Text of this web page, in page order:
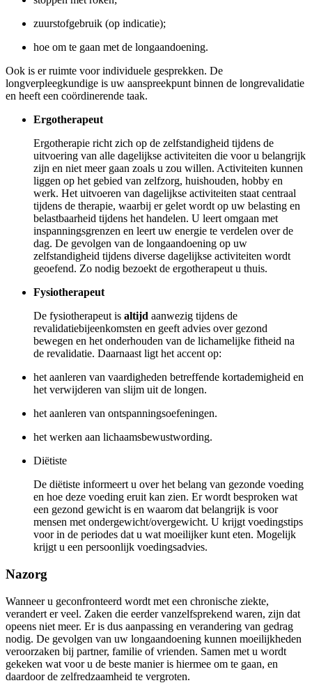
zuurstofgebruik (op indicatie);
hoe om te gaan met de longaandoening.
Ook is er ruimte voor individuele gesprekken. De
longverpleegkundige is uw aanspreekpunt binnen de longrevalidatie
en heeft een coördinerende taak.
Ergotherapeut
Ergotherapie richt zich op de zelfstandigheid tijdens de
uitvoering van alle dagelijkse activiteiten die voor u belangrijk
zijn en niet meer gaan zoals u zou willen. Activiteiten kunnen
liggen op het gebied van zelfzorg, huishouden, hobby en
werk. Het uitvoeren van dagelijkse activiteiten staat centraal
tijdens de therapie, waarbij er gelet wordt op uw belasting en
belastbaarheid tijdens het handelen. U leert omgaan met
inspanningsgrenzen en leert uw energie te verdelen over de
dag. De gevolgen van de longaandoening op uw
zelfstandigheid tijdens diverse dagelijkse activiteiten wordt
geoefend. Zo nodig bezoekt de ergotherapeut u thuis.
Fysiotherapeut
De fysiotherapeut is altijd aanwezig tijdens de
revalidatiebijeenkomsten en geeft advies over gezond
bewegen en het onderhouden van de lichamelijke fitheid na
de revalidatie. Daarnaast ligt het accent op:
het aanleren van vaardigheden betreffende kortademigheid en
het verwijderen van slijm uit de longen.
het aanleren van ontspanningsoefeningen.
het werken aan lichaamsbewustwording.
Diëtiste
De diëtiste informeert u over het belang van gezonde voeding
en hoe deze voeding eruit kan zien. Er wordt besproken wat
een gezond gewicht is en waarom dat belangrijk is voor
mensen met ondergewicht/overgewicht. U krijgt voedingstips
voor in de periodes dat u wat moeilijker kunt eten. Mogelijk
krijgt u een persoonlijk voedingsadvies.
Nazorg
Wanneer u geconfronteerd wordt met een chronische ziekte,
verandert er veel. Zaken die eerder vanzelfsprekend waren, zijn dat
opeens niet meer. Er is dus aanpassing en verandering van gedrag
nodig. De gevolgen van uw longaandoening kunnen moeilijkheden
veroorzaken bij partner, familie of vrienden. Samen met u wordt
gekeken wat voor u de beste manier is hiermee om te gaan, en
daardoor de zelfredzaamheid te vergroten.